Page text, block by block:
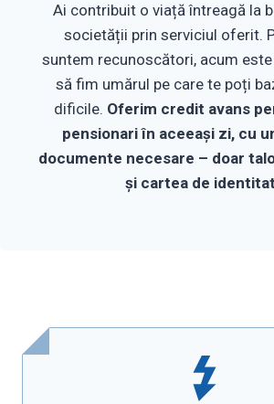
Ai contribuit o viață întreagă la
societății prin serviciul oferit.
suntem recunoscători, acum
să fim umărul pe care te poți
dificile. Oferim credit avans
pensionari în aceeași zi, cu
documente necesare – doar
și cartea de